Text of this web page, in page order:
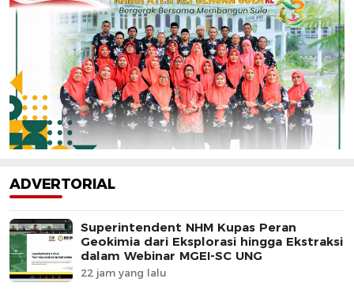
ADVERTORIAL
Superintendent NHM Kupas Peran
Geokimia dari Eksplorasi hingga Ekstraksi
dalam Webinar MGEI-SC UNG
22 jam yang lalu